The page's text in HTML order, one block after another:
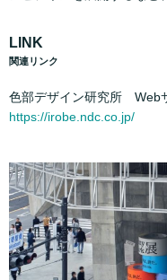
LINK
関連リンク
色部デザイン研究所 Web
https://irobe.ndc.co.jp/